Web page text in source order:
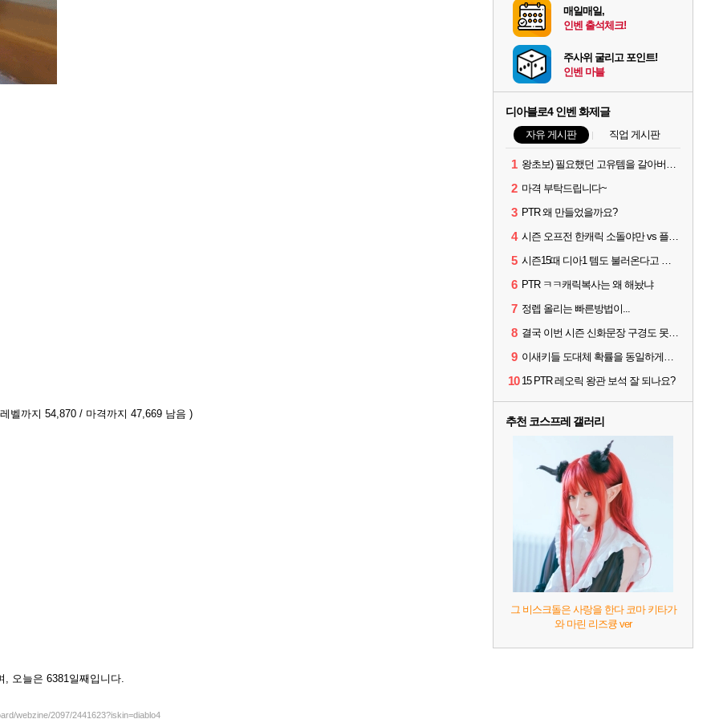
벨까지 54,870 / 마격까지 47,669 남음 )
, 오늘은 6381일째입니다.
webzine/2097/2441623?iskin=diablo4
매일매일,
인벤 출석체크!
주사위 굴리고 포인트!
인벤 마블
디아블로4 인벤 화제글
자유 게시판 직업 게시판
1 왕초보) 필요했던 고유템을 갈아버렸다 크흑.,..
2 마격 부탁드립니다~
3 PTR 왜 만들었을까요?
4 시즌 오프전 한캐릭 소돌야만 vs 플리커 대격변
5 시즌15때 디아1 템도 불러온다고 해서
6 PTR ㅋㅋ캐릭복사는 왜 해놨냐
7 정렙 올리는 빠른방법이...
8 결국 이번 시즌 신화문장 구경도 못하고 접습니다.
9 이새키들 도대체 확률을 동일하게설정한게맞나?
10 15 PTR 레오릭 왕관 보석 잘 되나요?
추천 코스프레 갤러리
그 비스크돌은 사랑을 한다 코마 키타가
와 마린 리즈큥 ver